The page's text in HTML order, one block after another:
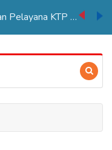
Kadisdukcapil Merauke Tegaskan Pelayana KTP Sesuai SOP